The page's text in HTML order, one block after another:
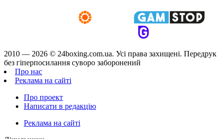
2010 — 2026 © 24boxing.com.ua. Усi права захищенi. Передрук
без гіперпосилання суворо заборонений
Про нас
Реклама на сайті
Про проект
Написати в редакцію
Реклама на сайті